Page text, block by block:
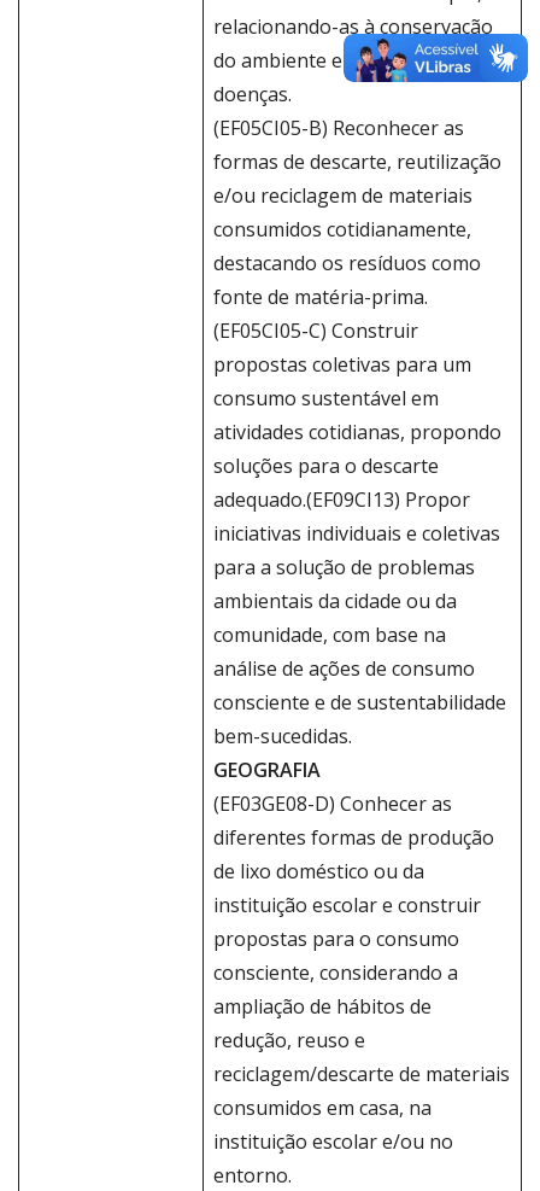
relacionando-as à conservação
do ambiente e profilaxia de
doenças.
(EF05CI05-B) Reconhecer as
formas de descarte, reutilização
e/ou reciclagem de materiais
consumidos cotidianamente,
destacando os resíduos como
fonte de matéria-prima.
(EF05CI05-C) Construir
propostas coletivas para um
consumo sustentável em
atividades cotidianas, propondo
soluções para o descarte
adequado.(EF09CI13) Propor
iniciativas individuais e coletivas
para a solução de problemas
ambientais da cidade ou da
comunidade, com base na
análise de ações de consumo
consciente e de sustentabilidade
bem-sucedidas.
GEOGRAFIA
(EF03GE08-D) Conhecer as
diferentes formas de produção
de lixo doméstico ou da
instituição escolar e construir
propostas para o consumo
consciente, considerando a
ampliação de hábitos de
redução, reuso e
reciclagem/descarte de materiais
consumidos em casa, na
instituição escolar e/ou no
entorno.